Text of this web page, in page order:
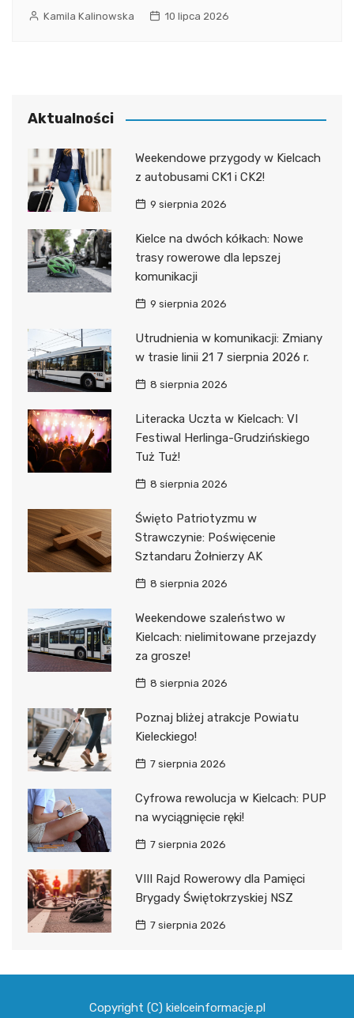
Kamila Kalinowska 10 lipca 2026
Aktualności
Weekendowe przygody w Kielcach
z autobusami CK1 i CK2!
9 sierpnia 2026
Kielce na dwóch kółkach: Nowe
trasy rowerowe dla lepszej
komunikacji
9 sierpnia 2026
Utrudnienia w komunikacji: Zmiany
w trasie linii 21 7 sierpnia 2026 r.
8 sierpnia 2026
Literacka Uczta w Kielcach: VI
Festiwal Herlinga-Grudzińskiego
Tuż Tuż!
8 sierpnia 2026
Święto Patriotyzmu w
Strawczynie: Poświęcenie
Sztandaru Żołnierzy AK
8 sierpnia 2026
Weekendowe szaleństwo w
Kielcach: nielimitowane przejazdy
za grosze!
8 sierpnia 2026
Poznaj bliżej atrakcje Powiatu
Kieleckiego!
7 sierpnia 2026
Cyfrowa rewolucja w Kielcach: PUP
na wyciągnięcie ręki!
7 sierpnia 2026
VIII Rajd Rowerowy dla Pamięci
Brygady Świętokrzyskiej NSZ
7 sierpnia 2026
Copyright (C) kielceinformacje.pl